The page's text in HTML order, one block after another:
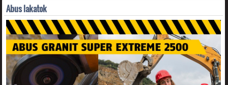
Abus lakatok